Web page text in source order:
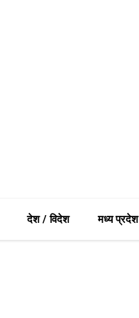
देश / विदेश मध्य प्रदेश